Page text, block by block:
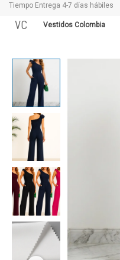
Tiempo Entrega 4-7 días hábiles
VC Vestidos Colombia
ELSA
cantidad